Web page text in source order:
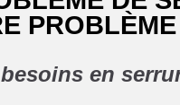
en